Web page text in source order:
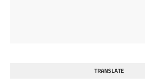
TRANSLATE